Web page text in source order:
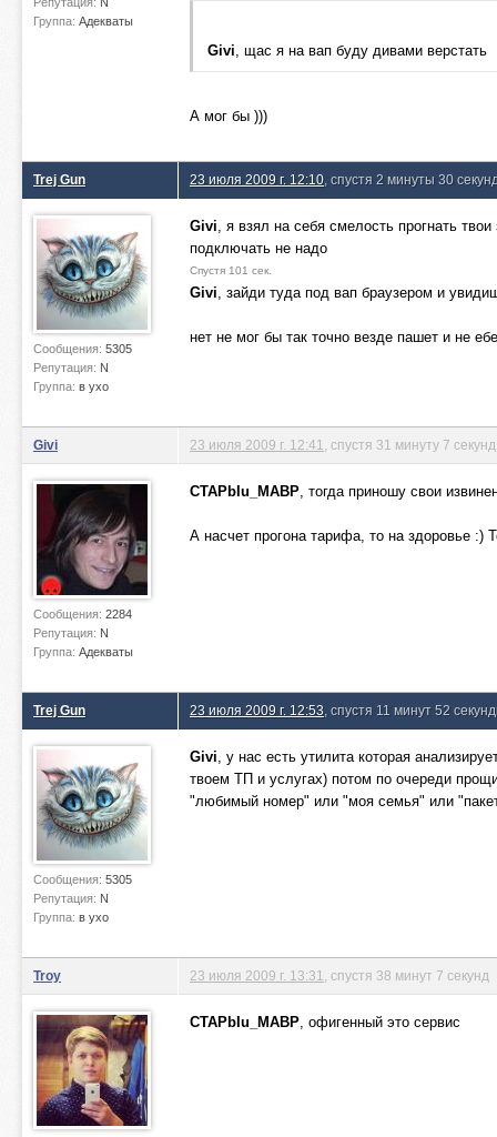
Группа: Адекваты
Givi, щас я на вап буду дивами верстать
А мог бы )))
Trej Gun
Сообщения: 5305
Репутация: N
Группа: в ухо
23 июля 2009 г. 12:10 , спустя 2 минуты 30
Givi, я взял на себя смелость прогнать
подключать не надо
Спустя 101 сек.
Givi, зайди туда под вап браузером и
нет не мог бы так точно везде пашет и не
Givi
Сообщения: 2284
Репутация: N
Группа: Адекваты
23 июля 2009 г. 12:41 , спустя 31 минуту 7 секунд
CTAPbIu_MABP, тогда приношу свои
А насчет прогона тарифа, то на здоровье :)
Trej Gun
Сообщения: 5305
Репутация: N
Группа: в ухо
23 июля 2009 г. 12:53 , спустя 11 минут 52
Givi, у нас есть утилита которая
твоем ТП и услугах) потом по очереди
"любимый номер" или "моя семья" или
Troy 23 июля 2009 г. 13:31 , спустя 38 минут 7 секунд
CTAPbIu_MABP, офигенный это сервис